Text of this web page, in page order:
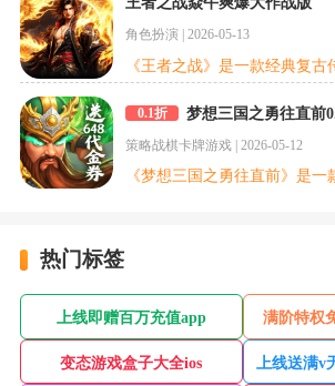
角色扮演 2026-05-13
0.1折
策略战棋卡牌游戏 | 2026-05-12
热门标签
上线即赠百万充值app 满阶特权
变态游戏盒子大全ios 上线送满